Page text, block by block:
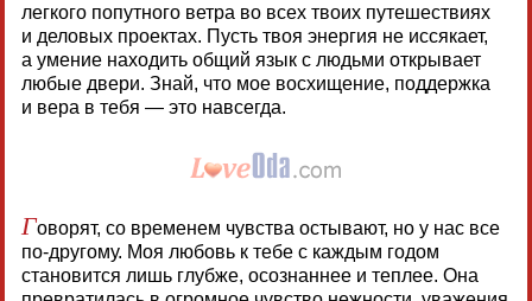
легкого попутного ветра во всех твоих путешествиях
и деловых проектах. Пусть твоя энергия не иссякает,
а умение находить общий язык с людьми открывает
любые двери. Знай, что мое восхищение, поддержка
и вера в тебя — это навсегда.
Говорят, со временем чувства остывают, но у нас все
по-другому. Моя любовь к тебе с каждым годом
становится лишь глубже, осознаннее и теплее. Она